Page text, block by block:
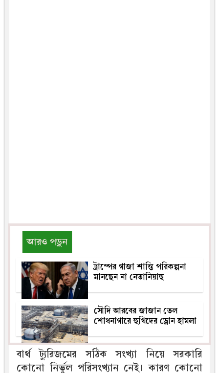
আরও পড়ুন
ট্রাম্পের গাজা শান্তি পরিকল্পনা
মানছেন না নেতানিয়াহু
সৌদি আরবের জাজান তেল
শোধনাগারে হুথিদের ড্রোন হামলা
বার্থ ট্যুরিজমের সঠিক সংখ্যা নিয়ে সরকারি
কোনো নির্ভুল পরিসংখ্যান নেই। কারণ কোনো